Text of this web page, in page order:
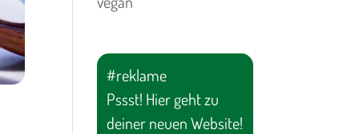
#reklame
Pssst! Hier geht zu
deiner neuen Website!